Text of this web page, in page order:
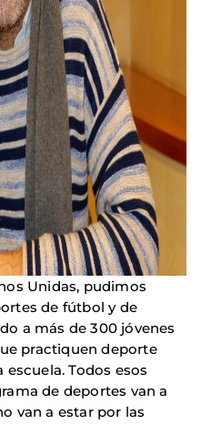
Unidas, pudimos
de fútbol y de
a más de 300 jóvenes
practiquen deporte
Todos esos
de deportes van a
van a estar por las